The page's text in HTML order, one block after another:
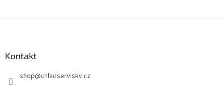
Kontakt
shop@chladserviskv.cz